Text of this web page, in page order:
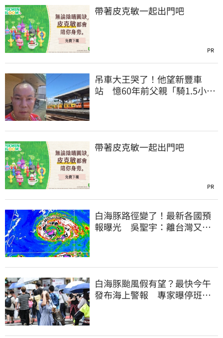
帶著皮克敏一起出門吧
PR
吊車大王哭了！他望新豐車
站 憶60年前父親「騎1.5小時
帶著皮克敏一起出門吧
PR
白海豚路徑變了！最新各國預
報曝光 吳聖宇：離台灣又更
白海豚颱風假有望？最快今午
發布海上警報 專家曝停班停